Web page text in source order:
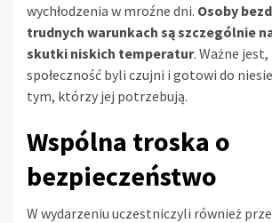
wychłodzenia w mroźne dni. Osoby
trudnych warunkach są szczególnie
skutki niskich temperatur. Ważne
społeczność byli czujni i gotowi do
tym, którzy jej potrzebują.
Wspólna troska o
bezpieczeństwo
W wydarzeniu uczestniczyli również